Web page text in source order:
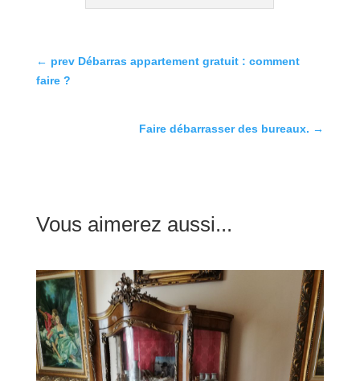
← prev Débarras appartement gratuit : comment
faire ?
Faire débarrasser des bureaux. →
Vous aimerez aussi...